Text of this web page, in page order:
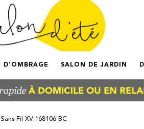
D'OMBRAGE SALON DE JARDIN
Fil XV-168106-BC